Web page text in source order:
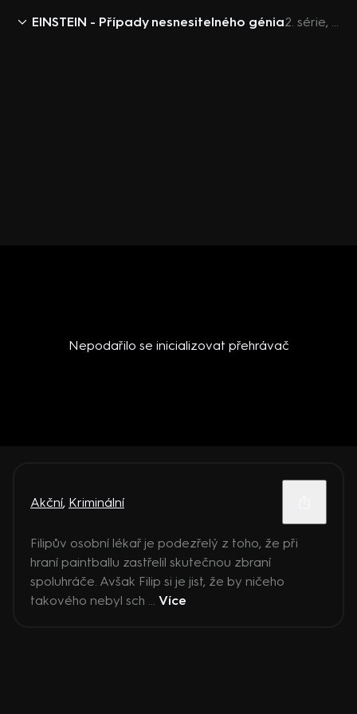
EINSTEIN - Případy nesnesitelného génia 2. série, 5. epizoda: Dioptrie
Nepodařilo se inicializovat přehrávač
Akční, Kriminální
Filipův osobní lékař je podezřelý z toho, že při
hraní paintballu zastřelil skutečnou zbraní
spoluhráče. Avšak Filip si je jist, že by ničeho
takového nebyl sch ... Více